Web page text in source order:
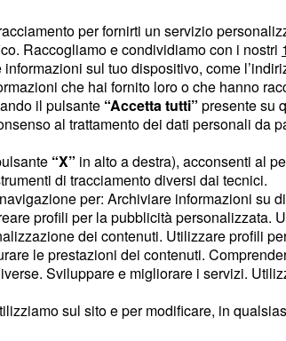
a
trala
e Marcianise, in
potuto
costretto dal
“Ci tengo a
le donne, per
parlare, tra un
questoGiulio
per “Le
con la
per fornirti un servizio
Raccogliamo e condividiamo con i nostri
sul tuo dispositivo, come
che hai fornito loro o che hanno
il pulsante “Accetta tutti” presente su
al trattamento dei dati personali da
“X” in alto a destra), acconsenti al
di tracciamento diversi dai tecnici.
per: Archiviare informazioni su
profili per la pubblicità personalizzata.
dei contenuti. Utilizzare profili
le prestazioni dei contenuti.
Sviluppare e migliorare i servizi.
sul sito e per modificare, in